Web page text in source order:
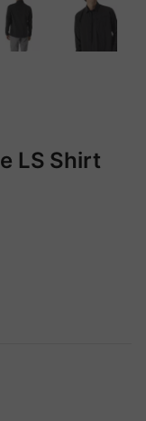
LS Shirt